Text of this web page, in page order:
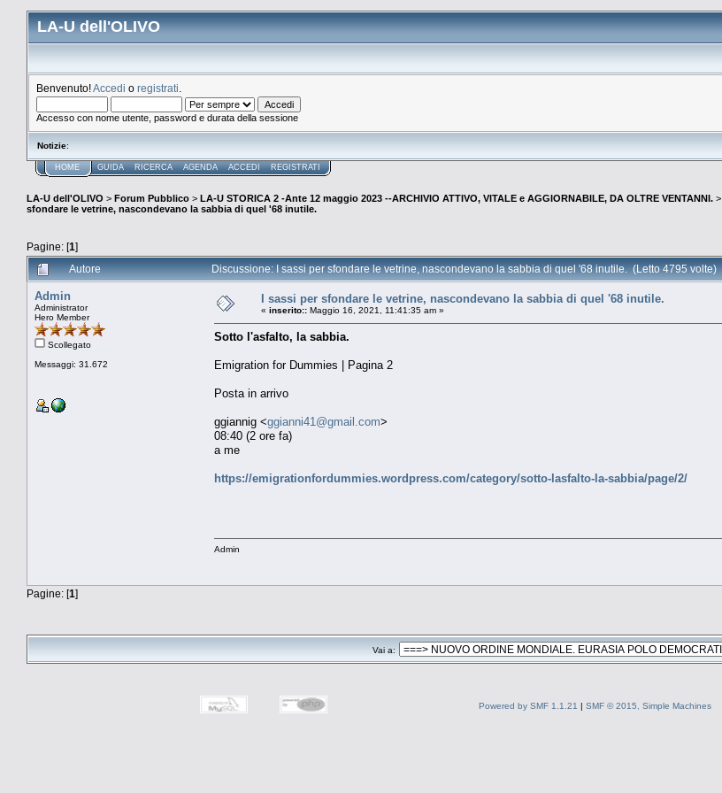
LA-U dell'OLIVO
Benvenuto!Accedi o registrati
Accesso con nome utente, password e durata della sessione
Notizie:
HOME GUIDA RICERCA AGENDA ACCEDI REGISTRATI
LA-U dell'OLIVO > Forum Pubblico > LA-U STORICA 2 -Ante 12 maggio 2023 --ARCHIVIO ATTIVO, VITALE e AGGIORNABILE, DA OLTRE VENTANNI. >
sfondare le vetrine, nascondevano la sabbia di quel '68 inutile.
Pagine: [1]
Autore Discussione: I sassi per sfondare le vetrine, nascondevano la sabbia di quel '68 inutile. (Letto 4795 volte)
Admin
Administrator
Hero Member
Scollegato
Messaggi: 31.672
I sassi per sfondare le vetrine, nascondevano la sabbia di quel '68 inutile.
« inserito:: Maggio 16, 2021, 11:41:35 am »
Sotto l'asfalto, la sabbia.
Emigration for Dummies | Pagina 2
Posta in arrivo
ggiannig <ggianni41@gmail.com>
08:40 (2 ore fa)
a me
https://emigrationfordummies.wordpress.com/category/sotto-lasfalto-la-sabbia/page/2/
Admin
Pagine: [1]
Vai a:
Powered by SMF 1.1.21 | SMF © 2015, Simple Machines